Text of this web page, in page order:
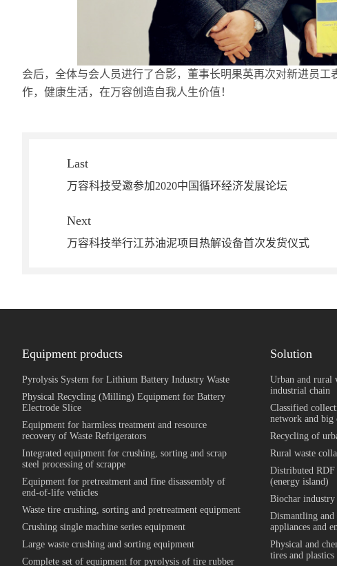
会后，全体与会人员进行了合影，董事长明果英再次对新进员
作，健康生活，在万容创造自我人生价值！
Last
万容科技受邀参加2020中国循环经济发展论坛
Next
万容科技举行江苏油泥项目热解设备首次发货仪式
Equipment products
Pyrolysis System for Lithium Battery Industry Waste
Physical Recycling (Milling) Equipment for Battery
Electrode Slice
Equipment for harmless treatment and resource
recovery of Waste Refrigerators
Integrated equipment for crushing, sorting and scrap
steel processing of scrappe
Equipment for pretreatment and fine disassembly of
end-of-life vehicles
Waste tire crushing, sorting and pretreatment equipment
Crushing single machine series equipment
Large waste crushing and sorting equipment
Complete set of equipment for pyrolysis of tire rubber
Solution
Urban and rural
industrial chain
Classified
network and big
Recycling of
Rural waste
Distributed RDF
(energy island)
Biochar industry
Dismantling and
appliances and
Physical and
tires and plastics